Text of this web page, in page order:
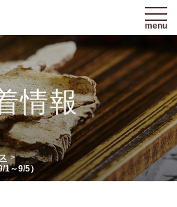
menu
情報
～9/5）